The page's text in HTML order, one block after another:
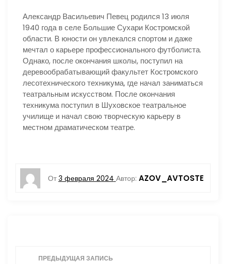
Александр Васильевич Певец родился 13 июля
1940 года в селе Большие Сухари Костромской
области. В юности он увлекался спортом и даже
мечтал о карьере профессионального футболиста.
Однако, после окончания школы, поступил на
деревообрабатывающий факультет Костромского
лесотехнического техникума, где начал заниматься
театральным искусством. После окончания
техникума поступил в Шуховское театральное
училище и начал свою творческую карьеру в
местном драматическом театре.
От 3 февраля 2024 Автор: AZOV_AVTOSTE
ПРЕДЫДУЩАЯ ЗАПИСЬ